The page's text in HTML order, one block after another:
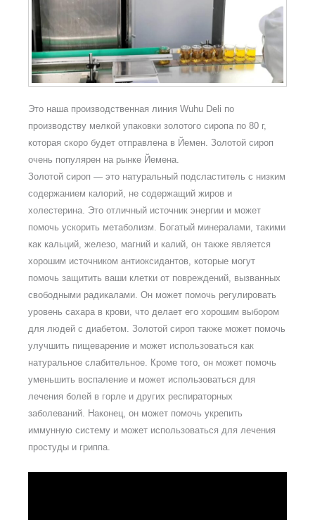
Это наша производственная линия Wuhu Deli по
производству мелкой упаковки золотого сиропа по 80 г,
которая скоро будет отправлена в Йемен. Золотой сироп
очень популярен на рынке Йемена.
Золотой сироп — это натуральный подсластитель с низким
содержанием калорий, не содержащий жиров и
холестерина. Это отличный источник энергии и может
помочь ускорить метаболизм. Богатый минералами, такими
как кальций, железо, магний и калий, он также является
хорошим источником антиоксидантов, которые могут
помочь защитить ваши клетки от повреждений, вызванных
свободными радикалами. Он может помочь регулировать
уровень сахара в крови, что делает его хорошим выбором
для людей с диабетом. Золотой сироп также может помочь
улучшить пищеварение и может использоваться как
натуральное слабительное. Кроме того, он может помочь
уменьшить воспаление и может использоваться для
лечения болей в горле и других респираторных
заболеваний. Наконец, он может помочь укрепить
иммунную систему и может использоваться для лечения
простуды и гриппа.